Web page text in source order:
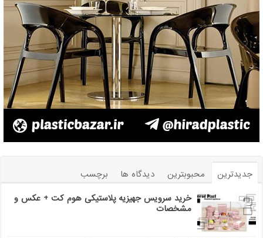
جدیدترین محبوبترین دیدگاه ها
برچسب
خرید سرویس جهیزیه پلاستیکی هوم کت + عکس و
مشخصات